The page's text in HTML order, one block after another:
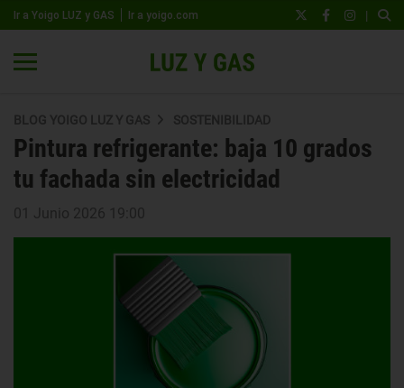
Ir a Yoigo LUZ y GAS Ir a yoigo.com |
BLOG YOIGO LUZ Y GAS SOSTENIBILIDAD
Pintura refrigerante: baja 10 grados
tu fachada sin electricidad
01 Junio 2026 19:00